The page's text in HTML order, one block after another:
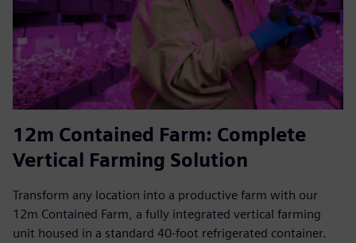
12m Contained Farm: Complete
Vertical Farming Solution
Transform any location into a productive farm with our
12m Contained Farm, a fully integrated vertical farming
unit housed in a standard 40-foot refrigerated container.